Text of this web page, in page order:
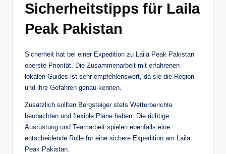
Sicherheitstipps für Laila
Peak Pakistan
Sicherheit hat bei einer Expedition zu Laila Peak Pakistan
oberste Priorität. Die Zusammenarbeit mit erfahrenen
lokalen Guides ist sehr empfehlenswert, da sie die Region
und ihre Gefahren genau kennen.
Zusätzlich sollten Bergsteiger stets Wetterberichte
beobachten und flexible Pläne haben. Die richtige
Ausrüstung und Teamarbeit spielen ebenfalls eine
entscheidende Rolle für eine sichere Expedition am Laila
Peak Pakistan.